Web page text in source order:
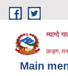
Skip to main content
म्याग्दे
छाङ्ग,
Main